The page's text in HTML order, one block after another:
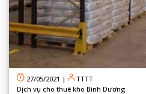
27/05/2021 |
TTTT
Dịch vụ cho thuê kho Bình Dương